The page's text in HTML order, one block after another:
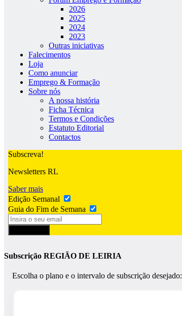
2026
2025
2024
2023
Outras iniciativas
Falecimentos
Loja
Como anunciar
Emprego & Formação
Sobre nós
A nossa história
Ficha Técnica
Termos e Condições
Estatuto Editorial
Contactos
Subscreva!
Newsletters RL
Saber mais
Edição Semanal
Guia do Fim de Semana
Subscrição REGIÃO DE LEIRIA
Escolha o plano e o intervalo de subscrição desejado: